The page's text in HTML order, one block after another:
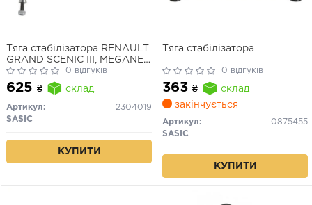
Тяга стабілізатора RENAULT
GRAND SCENIC III, MEGANE
III 08-перед. міст (Вир-во
SASIC)
0 відгуків
625 ₴ склад
Артикул:
2304019
SASIC
КУПИТИ
Тяга стабілізатора
0 відгуків
363 ₴
склад
закінчується
Артикул:
0875455
SASIC
КУПИТИ